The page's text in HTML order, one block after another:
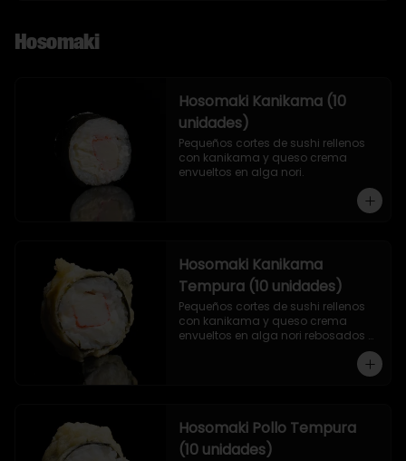
Hosomaki
Hosomaki Kanikama (10
unidades)
Pequeños cortes de sushi rellenos
con kanikama y queso crema
envueltos en alga nori.
Hosomaki Kanikama
Tempura (10 unidades)
Pequeños cortes de sushi rellenos
con kanikama y queso crema
envueltos en alga nori rebosados
Hosomaki Pollo Tempura
(10 unidades)